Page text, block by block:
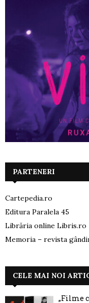
PARTENERI
Cartepedia.ro
Editura Paralela 45
Librăria online Libris.ro
Memoria – revista
CELE MAI NOI
„Filme